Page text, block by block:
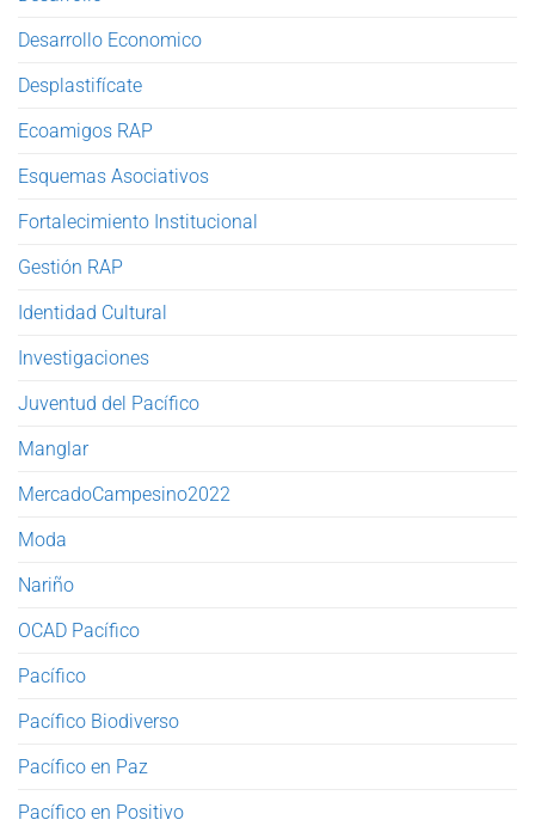
Desarrollo Economico
Desplastifícate
Ecoamigos RAP
Esquemas Asociativos
Fortalecimiento Institucional
Gestión RAP
Identidad Cultural
Investigaciones
Juventud del Pacífico
Manglar
MercadoCampesino2022
Moda
Nariño
OCAD Pacífico
Pacífico
Pacífico Biodiverso
Pacífico en Paz
Pacífico en Positivo